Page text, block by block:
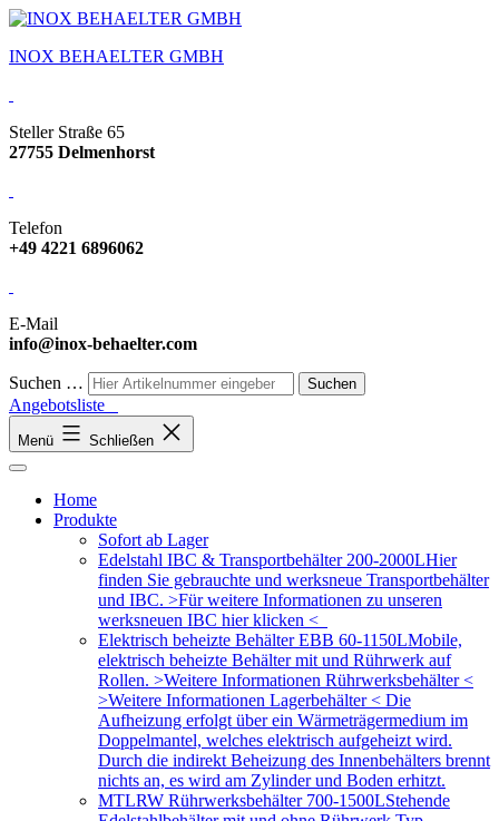
INOX BEHAELTER GMBH
Steller Straße 65
27755 Delmenhorst
Telefon
+49 4221 6896062
E-Mail
info@inox-behaelter.com
Suchen …
Angebotsliste
Menü Schließen
Home
Produkte
Sofort ab Lager
Edelstahl IBC & Transportbehälter 200-2000LHier
finden Sie gebrauchte und werksneue Transportbehälter
und IBC. >Für weitere Informationen zu unseren
werksneuen IBC hier klicken <
Elektrisch beheizte Behälter EBB 60-1150LMobile,
elektrisch beheizte Behälter mit und Rührwerk auf
Rollen. >Weitere Informationen Rührwerksbehälter <
>Weitere Informationen Lagerbehälter < Die
Aufheizung erfolgt über ein Wärmeträgermedium im
Doppelmantel, welches elektrisch aufgeheizt wird.
Durch die indirekt Beheizung des Innenbehälters brennt
nichts an, es wird am Zylinder und Boden erhitzt.
MTLRW Rührwerksbehälter 700-1500LStehende